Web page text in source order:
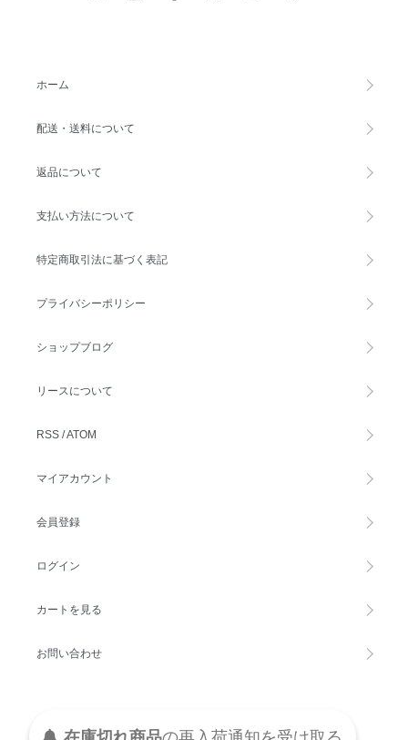
ホーム
配送・送料について
返品について
支払い方法について
特定商取引法に基づく表記
プライバシーポリシー
ショップブログ
リースについて
RSS /ATOM
マイアカウント
会員登録
ログイン
カートを見る
お問い合わせ